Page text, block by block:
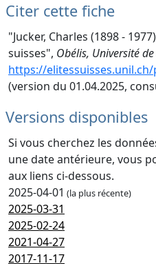
Citer cette fiche
"Jucker, Charles (1898 -
suisses", Obélis, Université
https://elitessuisses.unil.ch/
(version du 01.04.2025,
Versions disponibles
Si vous cherchez les
une date antérieure, vous
aux liens ci-dessous.
2025-04-01 (la plus récente)
2025-03-31
2025-02-24
2021-04-27
2017-11-17